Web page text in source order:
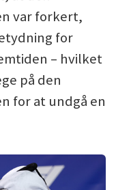
var forkert,
for
– hvilket
på den
for at undgå en